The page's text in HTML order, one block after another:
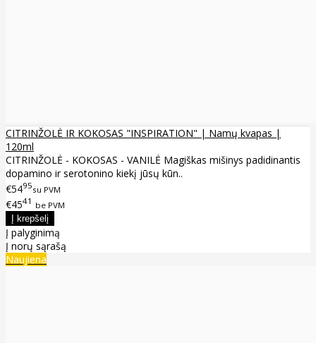
CITRINŽOLĖ IR KOKOSAS "INSPIRATION" | Namų kvapas |
120ml
CITRINŽOLĖ - KOKOSAS - VANILĖ Magiškas mišinys padidinantis
dopamino ir serotonino kiekį jūsų kūn..
€5495su PVM
€4541 be PVM
Į palyginimą
Į norų sąrašą
Naujiena